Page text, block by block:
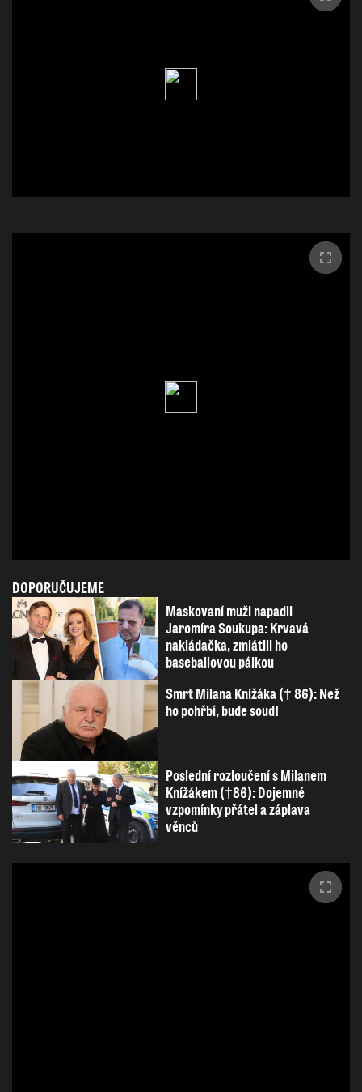
DOPORUČUJEME
Maskovaní muži napadli
Jaromíra Soukupa: Krvavá
nakládačka, zmlátili ho
baseballovou pálkou
Smrt Milana Knížáka († 86): Než
ho pohřbí, bude soud!
Poslední rozloučení s Milanem
Knížákem (†86): Dojemné
vzpomínky přátel a záplava
věnců